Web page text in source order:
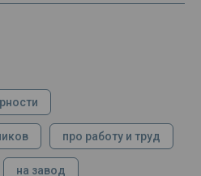
про работу и труд
на завод